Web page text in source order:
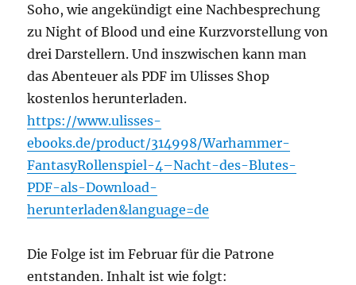
Soho, wie angekündigt eine Nachbesprechung
zu Night of Blood und eine Kurzvorstellung von
drei Darstellern. Und inszwischen kann man
das Abenteuer als PDF im Ulisses Shop
kostenlos herunterladen.
https://www.ulisses-
ebooks.de/product/314998/Warhammer-
FantasyRollenspiel-4–Nacht-des-Blutes-
PDF-als-Download-
herunterladen&language=de
Die Folge ist im Februar für die Patrone
entstanden. Inhalt ist wie folgt: